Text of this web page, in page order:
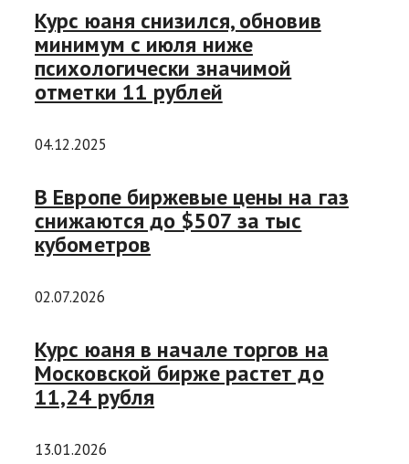
Курс юаня снизился, обновив
минимум с июля ниже
психологически значимой
отметки 11 рублей
04.12.2025
В Европе биржевые цены на газ
снижаются до $507 за тыс
кубометров
02.07.2026
Курс юаня в начале торгов на
Московской бирже растет до
11,24 рубля
13.01.2026